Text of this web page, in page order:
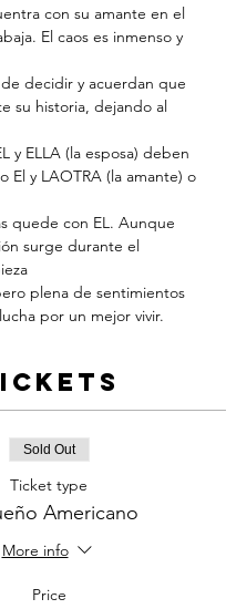
con su amante en el
El caos es inmenso y
de decidir y acuerdan que
su historia, dejando al
y ELLA (la esposa) deben
El y LAOTRA (la amante) o
quede con EL. Aunque
surge durante el
plena de sentimientos
por un mejor vivir.
Sold Out
Ticket type
Americano
More info
Price